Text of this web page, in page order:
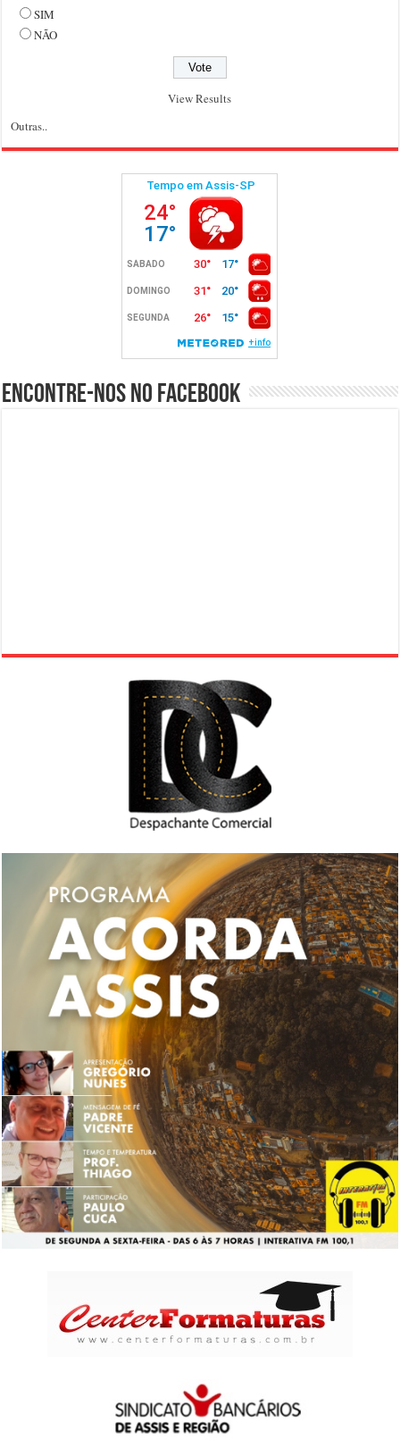
SIM
NÃO
View Results
Outras..
Encontre-nos no Facebook